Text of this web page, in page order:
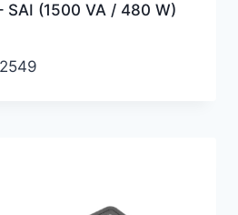
SAI (1500 VA / 480 W)